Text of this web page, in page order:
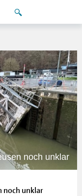
noch unklar
noch unklar